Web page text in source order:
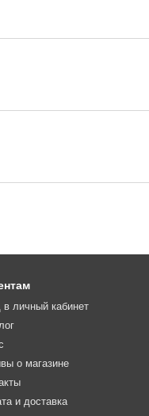
в личный кабинет
о магазине
и доставка